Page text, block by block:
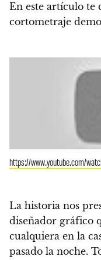
En este artículo te
cortometraje
https://www.youtube.com/
La historia nos
diseñador gráfico
cualquiera en la
pasado la noche.